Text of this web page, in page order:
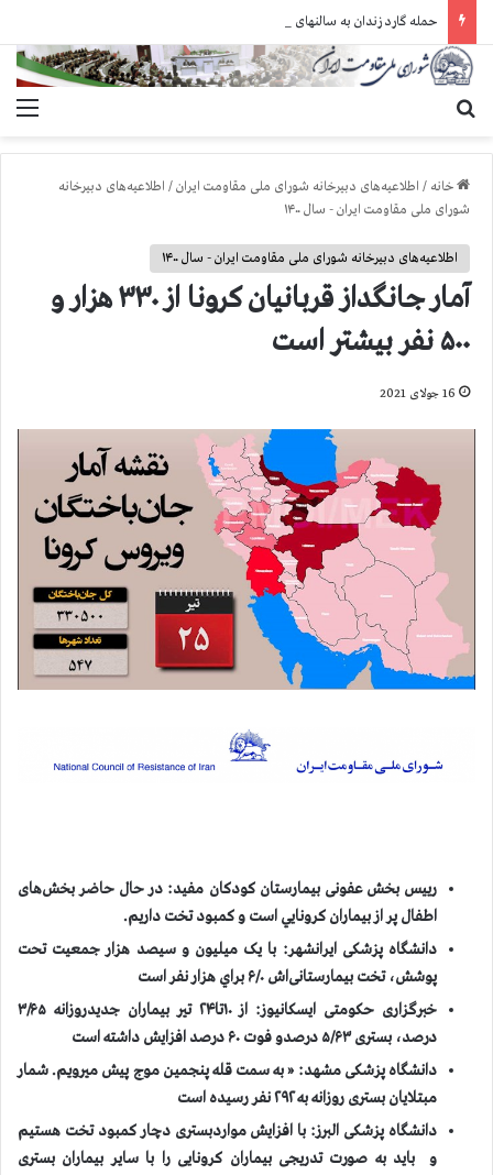
خانه / اطلاعیه‌های دبیرخانه شورای ملی مقاومت ایران/ اطلاعیه‌های دبیرخانه
شورای ملی مقاومت ایران - سال ۱۴۰۰
اطلاعیه‌های دبیرخانه شورای ملی مقاومت ایران - سال ۱۴۰۰
آمار جانگداز قربانيان كرونا از ۳۳۰ هزار و
۵۰۰ نفر بيشتر است
16 جولای 2021
رییس بخش عفونی بیمارستان کودکان مفید: در حال حاضر بخش‌های
اطفال‌ پر از بيماران كرونايي است و کمبود تخت داریم.
دانشگاه پزشکی ایرانشهر: با یک میلیون و سیصد هزار جمعیت تحت
پوشش، تخت بیمارستانی‌اش ۶/۰ براي هزار نفر است
خبرگزاری حکومتی ایسکانیوز: از ۱۰تا۲۴ تير بيماران جديدروزانه ۳/۶۵
درصد، بستری ۵/۶۳ درصدو فوت ۶۰ درصد افزايش داشته است
دانشگاه پزشکی مشهد: « به سمت قله پنجمین موج پيش ميرويم. شمار
مبتلایان بستری روزانه به ۲۹۲ نفر رسیده است
دانشگاه پزشکی البرز: با افزایش مواردبستری دچار کمبود تخت هستیم
و باید به صورت تدریجی بیماران کرونایی را با سایر بیماران بستری